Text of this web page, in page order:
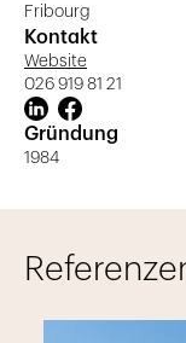
Fribourg
Kontakt
Website
026 919 81 21
Gründung
1984